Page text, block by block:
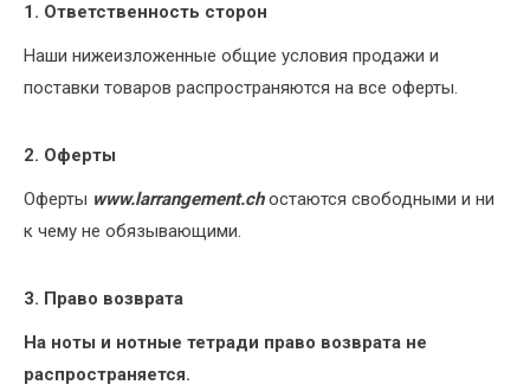
1. Ответственность сторон
Наши нижеизложенные общие условия продажи и
поставки товаров распространяются на все оферты.
2. Оферты
Оферты www.larrangement.chостаются свободными и ни
к чему не обязывающими.
3. Право возврата
На ноты и нотные тетради право возврата не
распространяется.